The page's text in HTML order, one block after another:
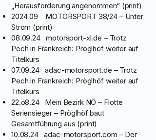
„Herausforderung angenommen“ (print)
2024 09 MOTORSPORT 38/24 – Unter
Strom (print)
08.09.24 motorsport-xl.de – Trotz
Pech in Frankreich: Pröglhöf weiter auf
Titelkurs
07.09.24 adac-motorsport.de – Trotz
Pech in Frankreich: Pröglhöf weiter auf
Titelkurs
22.o8.24 Mein Bezirk NÖ – Flotte
Seriensieger – Pröglhöf baut
Gesamtführung aus (print)
10.08.24 adac-motorsport.com – Der